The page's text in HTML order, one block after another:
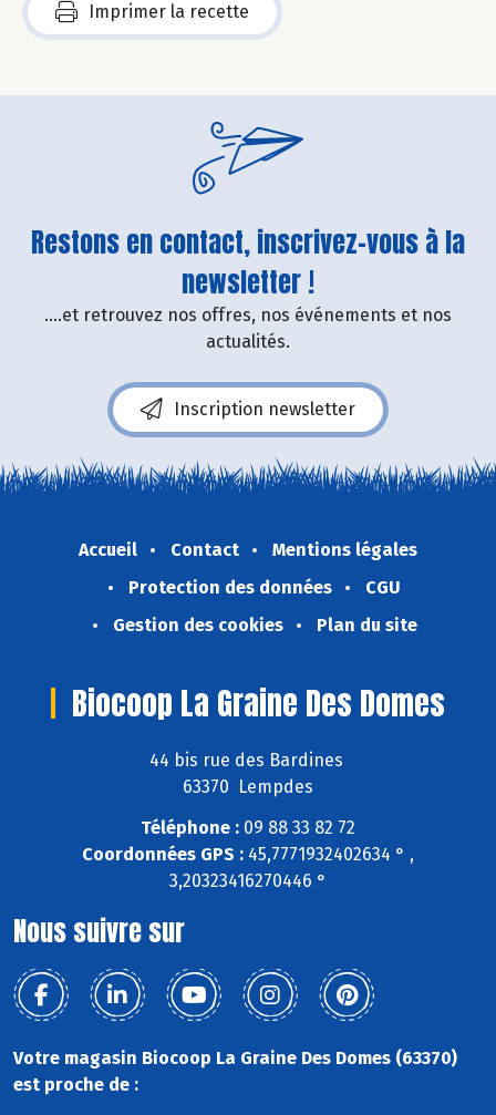
Imprimer la recette
Restons en contact, inscrivez-vous à la
newsletter !
....et retrouvez nos offres, nos événements et nos
actualités.
Inscription newsletter
Accueil Contact
Mentions légales
Protection des données
CGU
Gestion des cookies
Plan du site
Biocoop La Graine Des Domes
44 bis rue des Bardines
63370 Lempdes
Téléphone : 09 88 33 82 72
Coordonnées GPS : 45,7771932402634 ° ,
3,20323416270446 °
Nous suivre sur
Votre magasin Biocoop La Graine Des Domes (63370)
est proche de :